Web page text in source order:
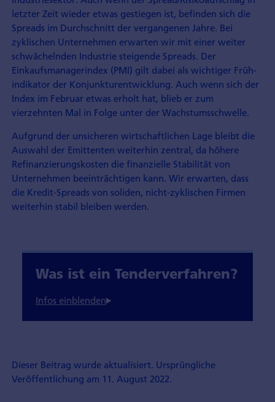
letzter Zeit wieder etwas gestiegen ist, befinden sich die
Spreads im Durchschnitt der vergangenen Jahre. Bei
zyklischen Unternehmen erwarten wir mit einer weiter
schwächelnden Industrie steigende Spreads. Der
Einkaufsmanagerindex (PMI) gilt dabei als wichtiger Früh­
indikator der Konjunkturentwicklung. Auch wenn sich der
Index im Februar etwas erholt hat, blieb er zum
vierzehnten Mal in Folge unter der Wachstumsschwelle.
Aufgrund der unsicheren wirtschaftlichen Lage bleibt die
Auswahl der Emittenten weiterhin zentral, da höhere
Refinanzierungskosten die finanzielle Stabilität von
Unternehmen beeinträchtigen kann. Wir erwarten, dass
die Kredit-Spreads von soliden, nicht-zyklischen Firmen
weiterhin stabil bleiben werden.
Was ist ein Tenderverfahren?
Dieser Beitrag wurde aktualisiert. Ursprüngliche
Veröffentlichung am 11. August 2022.